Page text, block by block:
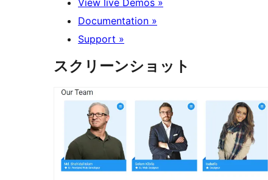
View live Demos »
Documentation »
Support »
スクリーンショット